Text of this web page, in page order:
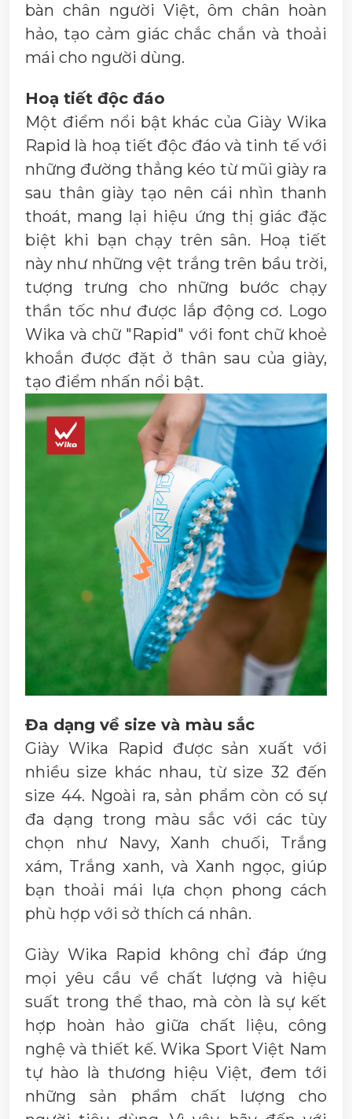
bàn chân người Việt, ôm chân hoàn
hảo, tạo cảm giác chắc chắn và thoải
mái cho người dùng.
Hoạ tiết độc đáo
Một điểm nổi bật khác của Giày Wika
Rapid là hoạ tiết độc đáo và tinh tế với
những đường thẳng kéo từ mũi giày ra
sau thân giày tạo nên cái nhìn thanh
thoát, mang lại hiệu ứng thị giác đặc
biệt khi bạn chạy trên sân. Hoạ tiết
này như những vệt trắng trên bầu trời,
tượng trưng cho những bước chạy
thần tốc như được lắp động cơ. Logo
Wika và chữ "Rapid" với font chữ khoẻ
khoắn được đặt ở thân sau của giày,
tạo điểm nhấn nổi bật.
Đa dạng về size và màu sắc
Giày Wika Rapid được sản xuất với
nhiều size khác nhau, từ size 32 đến
size 44. Ngoài ra, sản phẩm còn có sự
đa dạng trong màu sắc với các tùy
chọn như Navy, Xanh chuối, Trắng
xám, Trắng xanh, và Xanh ngọc, giúp
bạn thoải mái lựa chọn phong cách
phù hợp với sở thích cá nhân.
Giày Wika Rapid không chỉ đáp ứng
mọi yêu cầu về chất lượng và hiệu
suất trong thể thao, mà còn là sự kết
hợp hoàn hảo giữa chất liệu, công
nghệ và thiết kế.Wika Sport Việt Nam
tự hào là thương hiệu Việt, đem tới
những sản phẩm chất lượng cho